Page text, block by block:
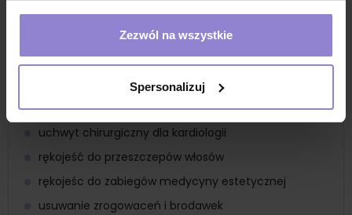
Zezwól na wszystkie
Spersonalizuj
uchwyt jest kompatybilny z ostrzami z serii SM i SP
rękojeść chirurgiczna SF umożliwia łatwą wymianę
ostrzy
rękojeść chirurgiczna dla lekarza
rękojeść do precyzyjnych zabiegów chirurgii oka
uchwyt chirurgiczny dla kardiologii
rękojeść do przeszczepów włosów
rękojeśc do zabiegów medycyny estetycznej
usuwanie zrogowaceń i brodawek